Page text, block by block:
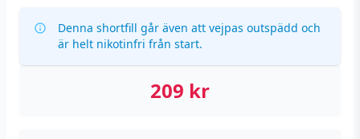
Denna shortfill går även att vejpas outspädd och
är helt nikotinfri från start.
209 kr